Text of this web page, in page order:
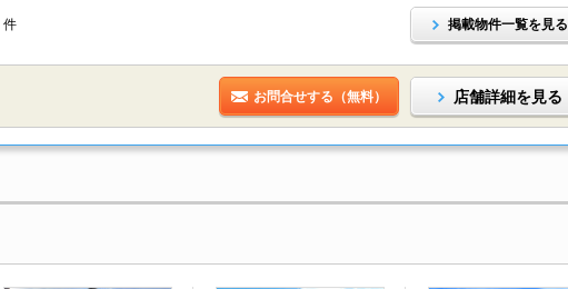
件 掲載物件一覧を見る
お問合せする（無料） 店舗詳細を見る